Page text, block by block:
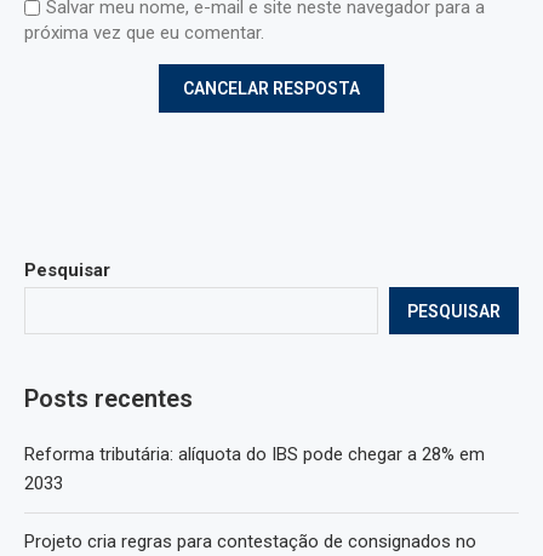
Salvar meu nome, e-mail e site neste navegador para a
próxima vez que eu comentar.
Pesquisar
PESQUISAR
Posts recentes
Reforma tributária: alíquota do IBS pode chegar a 28% em
2033
Projeto cria regras para contestação de consignados no